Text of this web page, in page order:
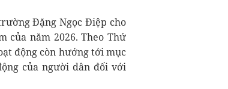
Đặng Ngọc Điệp cho
của năm 2026. Theo Thứ
động còn hướng tới mục
của người dân đối với